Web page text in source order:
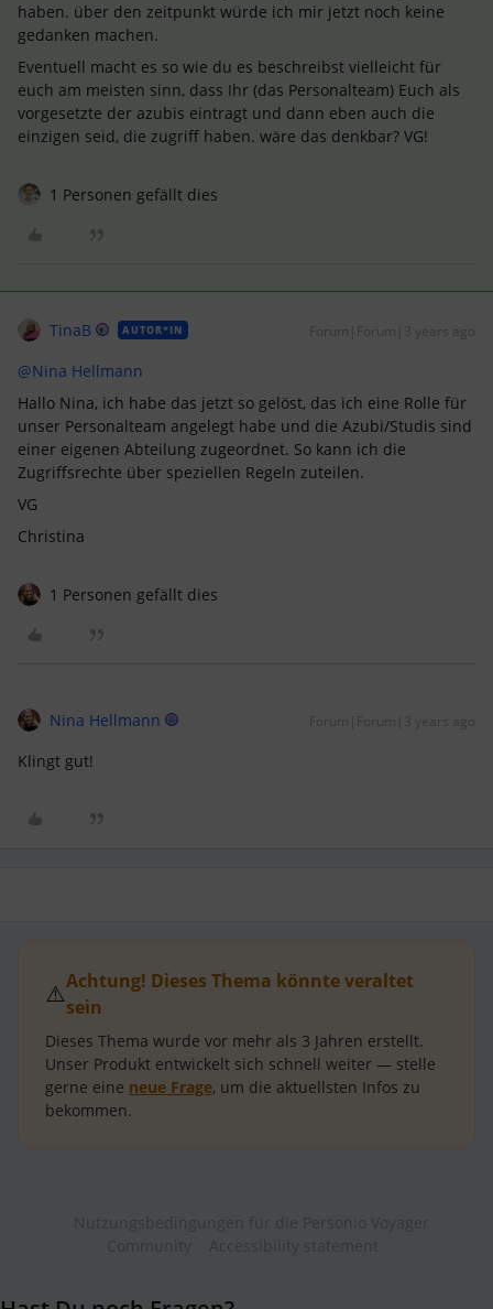
haben. über den zeitpunkt würde ich mir jetzt noch keine
gedanken machen.
Eventuell macht es so wie du es beschreibst vielleicht für
euch am meisten sinn, dass Ihr (das Personalteam) Euch als
vorgesetzte der azubis eintragt und dann eben auch die
einzigen seid, die zugriff haben. wäre das denkbar? VG!
1 Personen gefällt dies
TinaB AUTOR*IN Forum|Forum|3 years ago
@Nina Hellmann
Hallo Nina, ich habe das jetzt so gelöst, das ich eine Rolle für
unser Personalteam angelegt habe und die Azubi/Studis sind
einer eigenen Abteilung zugeordnet. So kann ich die
Zugriffsrechte über speziellen Regeln zuteilen.
VG
Christina
1 Personen gefällt dies
Nina Hellmann Forum|Forum|3 years ago
Klingt gut!
⚠️Achtung! Dieses Thema könnte veraltet
sein
Dieses Thema wurde vor mehr als 3 Jahren erstellt.
Unser Produkt entwickelt sich schnell weiter — stelle
gerne eine neue Frage, um die aktuellsten Infos zu
bekommen.